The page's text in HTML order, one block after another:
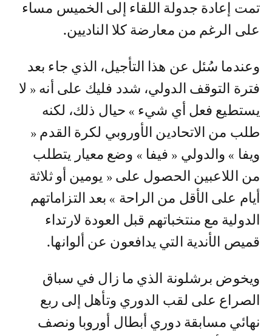
تمت إعادة جدولة اللقاء إلى الخميس مساء
على الرغم من معارضة كلا الناديين.
وعندما سُئل عن هذا التأجيل، الذي جاء بعد
فترة التوقف الدولي، شدد فليك على أنه « لا
يستطيع فعل أي شيء » حيال ذلك، لكنه
طلب من الاتحادين الأوروبي لكرة القدم «
ويفا » والدولي « فيفا » وضع معيار يتطلب
من اللاعبين الحصول على « يومين أو ثلاثة
أيام على الأقل من الراحة » بعد التزاماتهم
الدولية مع منتخباتهم قبل العودة لارتداء
قميص الأندية التي يدافعون عن ألوانها.
ويخوض برشلونة الذي ما زال في سباق
الصراع على لقب الدوري وتأهل إلى ربع
نهائي مسابقة دوري أبطال أوروبا ونصف